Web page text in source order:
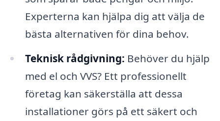
Experterna kan hjälpa dig att välja de
bästa alternativen för dina behov.
Teknisk rådgivning: Behöver du hjälp
med el och VVS? Ett professionellt
företag kan säkerställa att dessa
installationer görs på ett säkert och